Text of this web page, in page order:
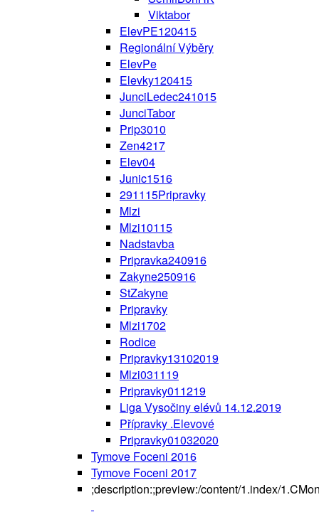
Viktabor
ElevPE120415
Regionální Výběry
ElevPe
Elevky120415
JunciLedec241015
JunciTabor
Prip3010
Zen4217
Elev04
Junic1516
291115Pripravky
Mlzi
Mlzi10115
Nadstavba
Pripravka240916
Zakyne250916
StZakyne
Pripravky
Mlzi1702
Rodice
Pripravky13102019
Mlzi031119
Pripravky011219
Liga Vysočiny elévů 14.12.2019
Přípravky .Elevové
Pripravky01032020
Tymove Foceni 2016
Tymove Foceni 2017
;description:;preview:/content/1.index/